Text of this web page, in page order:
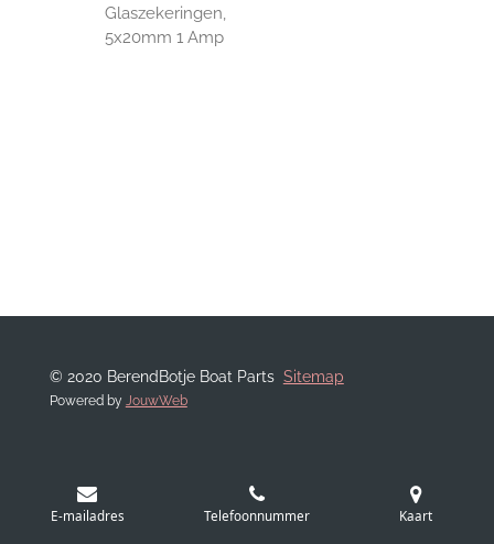
Glaszekeringen,
5x20mm 1 Amp
© 2020 BerendBotje Boat Parts Sitemap
Powered by JouwWeb
E-mailadres Telefoonnummer Kaart